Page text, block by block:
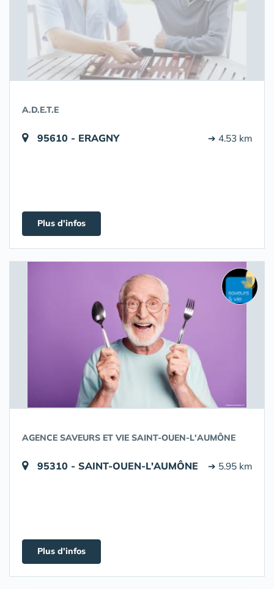
A.D.E.T.E
95610 - ERAGNY ➔ 4.53 km
Plus d'infos
AGENCE SAVEURS ET VIE SAINT-OUEN-L'AUMÔNE
95310 - SAINT-OUEN-L'AUMÔNE ➔ 5.95 km
Plus d'infos